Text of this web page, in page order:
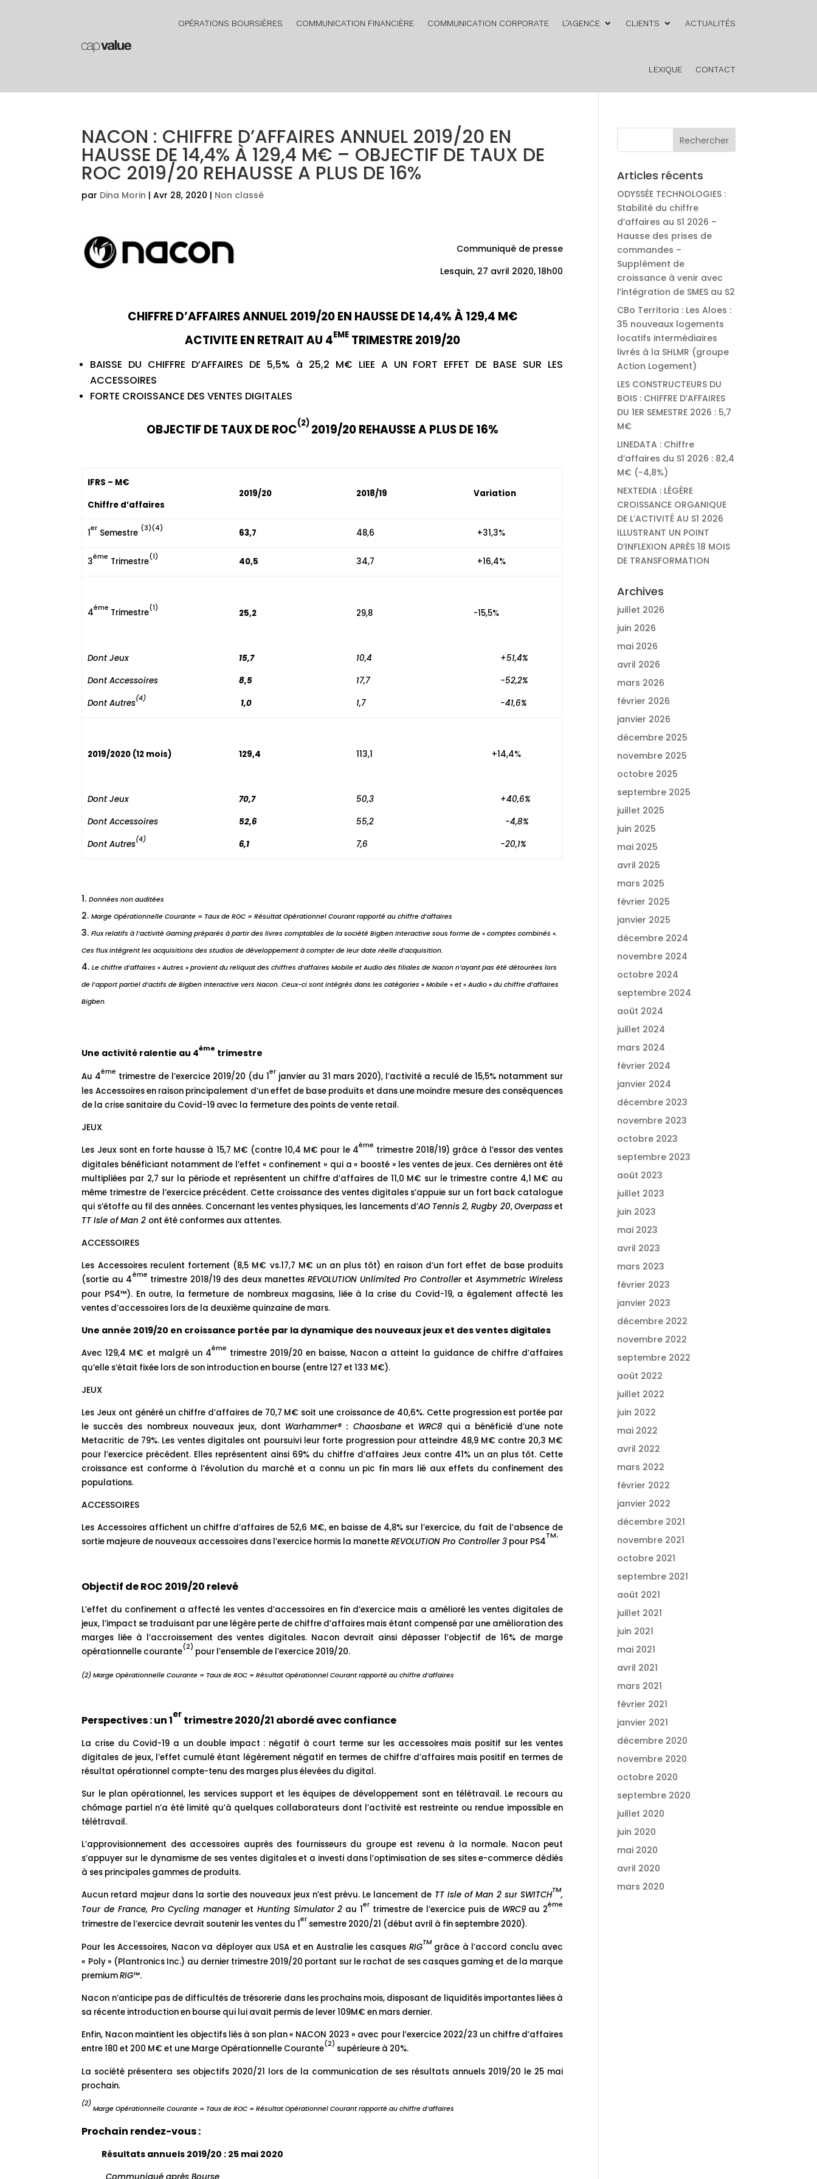
OPÉRATIONS BOURSIÈRES COMMUNICATION FINANCIÈRE COMMUNICATION CORPORATE L’AGENCE CLIENTS ACTUALITÉS
LEXIQUE CONTACT
NACON : CHIFFRE D’AFFAIRES ANNUEL 2019/20 EN
HAUSSE DE 14,4% À 129,4 M€ – OBJECTIF DE TAUX DE
ROC 2019/20 REHAUSSE A PLUS DE 16%
par Dina Morin |Avr 28, 2020 | Non classé
Communiqué de presse
Lesquin, 27 avril 2020, 18h00
CHIFFRE D’AFFAIRES ANNUEL 2019/20 EN HAUSSE DE 14,4% À 129,4 M€
ACTIVITE EN RETRAIT AU 4EMETRIMESTRE 2019/20
BAISSE DU CHIFFRE D’AFFAIRES DE 5,5% à 25,2 M€ LIEE A UN FORT EFFET DE BASE SUR LES
ACCESSOIRES
FORTE CROISSANCE DES VENTES DIGITALES
OBJECTIF DE TAUX DE ROC(2) 2019/20 REHAUSSE A PLUS DE 16%
IFRS – M€
Chiffre d’affaires
2019/20 2018/19 Variation
1er Semestre (3)(4) 63,7 48,6 +31,3%
3ème Trimestre(1) 40,5 34,7 +16,4%
4ème Trimestre(1)
Dont Jeux
Dont Accessoires
Dont Autres(4)
25,2
15,7
8,5
1,0
29,8
10,4
17,7
1,7
-15,5%
+51,4%
-52,2%
-41,6%
2019/2020 (12 mois)
Dont Jeux
Dont Accessoires
Dont Autres(4)
129,4
70,7
52,6
6,1
113,1
50,3
55,2
7,6
+14,4%
+40,6%
-4,8%
-20,1%
Données non auditées
Marge Opérationnelle Courante = Taux de ROC = Résultat Opérationnel Courant rapporté au chiffre d’affaires
Flux relatifs à l’activité Gaming préparés à partir des livres comptables de la société Bigben Interactive sous forme de « comptes combinés ».
Ces flux intègrent les acquisitions des studios de développement à compter de leur date réelle d’acquisition.
Le chiffre d’affaires « Autres » provient du reliquat des chiffres d’affaires Mobile et Audio des filiales de Nacon n’ayant pas été détourées lors
de l’apport partiel d’actifs de Bigben Interactive vers Nacon. Ceux-ci sont intégrés dans les catégories « Mobile » et « Audio » du chiffre d’affaires
Bigben.
Une activité ralentie au 4ème trimestre
Au 4ème trimestre de l’exercice 2019/20 (du 1er janvier au 31 mars 2020), l’activité a reculé de 15,5% notamment sur
les Accessoires en raison principalement d’un effet de base produits et dans une moindre mesure des conséquences
de la crise sanitaire du Covid-19 avec la fermeture des points de vente retail.
JEUX
Les Jeux sont en forte hausse à 15,7 M€ (contre 10,4 M€ pour le 4ème trimestre 2018/19) grâce à l’essor des ventes
digitales bénéficiant notamment de l’effet « confinement » qui a « boosté » les ventes de jeux. Ces dernières ont été
multipliées par 2,7 sur la période et représentent un chiffre d’affaires de 11,0 M€ sur le trimestre contre 4,1 M€ au
même trimestre de l’exercice précédent. Cette croissance des ventes digitales s’appuie sur un fort back catalogue
qui s’étoffe au fil des années. Concernant les ventes physiques, les lancements d’AO Tennis 2, Rugby 20,Overpasset
TT Isle of Man 2 ont été conformes aux attentes.
ACCESSOIRES
Les Accessoires reculent fortement (8,5 M€ vs.17,7 M€ un an plus tôt) en raison d’un fort effet de base produits
(sortie au 4ème trimestre 2018/19 des deux manettes REVOLUTION Unlimited Pro Controlleret Asymmetric Wireless
pour PS4™). En outre, la fermeture de nombreux magasins, liée à la crise du Covid-19, a également affecté les
ventes d’accessoires lors de la deuxième quinzaine de mars.
Une année 2019/20 en croissance portée par la dynamique des nouveaux jeux et des ventes digitales
Avec 129,4 M€ et malgré un 4ème trimestre 2019/20 en baisse, Nacon a atteint la guidance de chiffre d’affaires
qu’elle s’était fixée lors de son introduction en bourse (entre 127 et 133 M€).
JEUX
Les Jeux ont généré un chiffre d’affaires de 70,7 M€ soit une croissance de 40,6%. Cette progression est portée par
le succès des nombreux nouveaux jeux, dont Warhammer® : Chaosbaneet WRC8 qui a bénéficié d’une note
Metacritic de 79%. Les ventes digitales ont poursuivi leur forte progression pour atteindre 48,9 M€ contre 20,3 M€
pour l’exercice précédent. Elles représentent ainsi 69% du chiffre d’affaires Jeux contre 41% un an plus tôt. Cette
croissance est conforme à l’évolution du marché et a connu un pic fin mars lié aux effets du confinement des
populations.
ACCESSOIRES
Les Accessoires affichent un chiffre d’affaires de 52,6 M€, en baisse de 4,8% sur l’exercice, du fait de l’absence de
sortie majeure de nouveaux accessoires dans l’exercice hormis la manetteREVOLUTION Pro Controller 3 pour PS4
TM.
Objectif de ROC 2019/20 relevé
L’effet du confinement a affecté les ventes d’accessoires en fin d’exercice mais a amélioré les ventes digitales de
jeux, l’impact se traduisant par une légère perte de chiffre d’affaires mais étant compensé par une amélioration des
marges liée à l’accroissement des ventes digitales. Nacon devrait ainsi dépasser l’objectif de 16% de marge
opérationnelle courante(2) pour l’ensemble de l’exercice 2019/20.
(2) Marge Opérationnelle Courante = Taux de ROC = Résultat Opérationnel Courant rapporté au chiffre d’affaires
Perspectives : un 1er trimestre 2020/21 abordé avec confiance
La crise du Covid-19 a un double impact : négatif à court terme sur les accessoires mais positif sur les ventes
digitales de jeux, l’effet cumulé étant légèrement négatif en termes de chiffre d’affaires mais positif en termes de
résultat opérationnel compte-tenu des marges plus élevées du digital.
Sur le plan opérationnel, les services support et les équipes de développement sont en télétravail. Le recours au
chômage partiel n’a été limité qu’à quelques collaborateurs dont l’activité est restreinte ou rendue impossible en
télétravail.
L’approvisionnement des accessoires auprès des fournisseurs du groupe est revenu à la normale. Nacon peut
s’appuyer sur le dynamisme de ses ventes digitales et a investi dans l’optimisation de ses sites e-commerce dédiés
à ses principales gammes de produits.
Aucun retard majeur dans la sortie des nouveaux jeux n’est prévu. Le lancement de TT Isle of Man 2 sur SWITCHTM,
Tour de France, Pro Cycling manageret Hunting Simulator 2 au 1er trimestre de l’exercice puis de WRC9au 2ème
trimestre de l’exercice devrait soutenir les ventes du 1er semestre 2020/21 (début avril à fin septembre 2020).
Pour les Accessoires, Nacon va déployer aux USA et en Australie les casques RIGTM grâce à l’accord conclu avec
« Poly » (Plantronics Inc.) au dernier trimestre 2019/20 portant sur le rachat de ses casques gaming et de la marque
premiumRIG™.
Nacon n’anticipe pas de difficultés de trésorerie dans les prochains mois, disposant de liquidités importantes liées à
sa récente introduction en bourse qui lui avait permis de lever 109M€ en mars dernier.
Enfin, Nacon maintient les objectifs liés à son plan « NACON 2023 » avec pour l’exercice 2022/23 un chiffre d’affaires
entre 180 et 200 M€ et une Marge Opérationnelle Courante(2) supérieure à 20%.
La société présentera ses objectifs 2020/21 lors de la communication de ses résultats annuels 2019/20 le 25 mai
prochain.
(2)
Marge Opérationnelle Courante = Taux de ROC = Résultat Opérationnel Courant rapporté au chiffre d’affaires
Prochain rendez-vous :
Résultats annuels 2019/20 : 25 mai 2020
Articles récents
ODYSSÉE TECHNOLOGIES :
Stabilité du chiffre
d’affaires au S1 2026 –
Hausse des prises de
commandes –
Supplément de
croissance à venir avec
l’intégration de SMES au S2
CBo Territoria : Les Aloes :
35 nouveaux logements
locatifs intermédiaires
livrés à la SHLMR (groupe
Action Logement)
LES CONSTRUCTEURS DU
BOIS : CHIFFRE D’AFFAIRES
DU 1ER SEMESTRE 2026 : 5,7
M€
LINEDATA : Chiffre
d’affaires du S1 2026 : 82,4
M€ (-4,8%)
NEXTEDIA : LÉGÈRE
CROISSANCE ORGANIQUE
DE L’ACTIVITÉ AU S1 2026
ILLUSTRANT UN POINT
D’INFLEXION APRÈS 18 MOIS
DE TRANSFORMATION
Archives
juillet 2026
juin 2026
mai 2026
avril 2026
mars 2026
février 2026
janvier 2026
décembre 2025
novembre 2025
octobre 2025
septembre 2025
juillet 2025
juin 2025
mai 2025
avril 2025
mars 2025
février 2025
janvier 2025
décembre 2024
novembre 2024
octobre 2024
septembre 2024
août 2024
juillet 2024
mars 2024
février 2024
janvier 2024
décembre 2023
novembre 2023
octobre 2023
septembre 2023
août 2023
juillet 2023
juin 2023
mai 2023
avril 2023
mars 2023
février 2023
janvier 2023
décembre 2022
novembre 2022
septembre 2022
août 2022
juillet 2022
juin 2022
mai 2022
avril 2022
mars 2022
février 2022
janvier 2022
décembre 2021
novembre 2021
octobre 2021
septembre 2021
août 2021
juillet 2021
juin 2021
mai 2021
avril 2021
mars 2021
février 2021
janvier 2021
décembre 2020
novembre 2020
octobre 2020
septembre 2020
juillet 2020
juin 2020
mai 2020
avril 2020
mars 2020